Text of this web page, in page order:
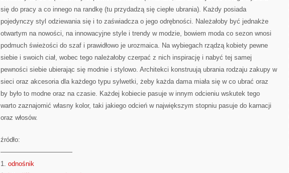
się do pracy a co innego na randkę (tu przydadzą się ciepłe ubrania). Każdy posiada
pojedynczy styl odziewania się i to zaświadcza o jego odrębności. Należałoby być jednakże
otwartym na nowości, na innowacyjne style i trendy w modzie, bowiem moda co sezon wnosi
podmuch świeżości do szaf i prawidłowo je urozmaica. Na wybiegach rządzą kobiety pewne
siebie i swoich ciał, wobec tego należałoby czerpać z nich inspirację i nabyć tej samej
pewności siebie ubierając się modnie i stylowo. Architekci konstruują ubrania rodzaju zakupy w
sieci oraz akcesoria dla każdego typu sylwetki, żeby każda dama miała się w co ubrać oraz
by było to modne oraz na czasie. Każdej kobiecie pasuje w innym odcieniu wskutek tego
warto zaznajomić własny kolor, taki jakiego odcień w największym stopniu pasuje do karnacji
oraz włosów.
źródło:
———————————
1. odnośnik